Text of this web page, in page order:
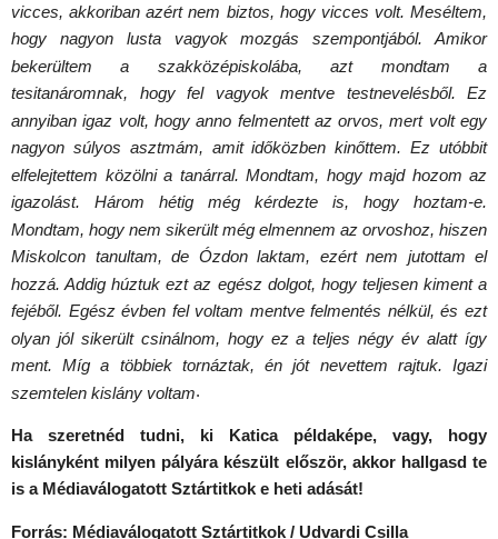
vicces, akkoriban azért nem biztos, hogy vicces volt. Meséltem,
hogy nagyon lusta vagyok mozgás szempontjából. Amikor
bekerültem a szakközépiskolába, azt mondtam a
tesitanáromnak, hogy fel vagyok mentve testnevelésből. Ez
annyiban igaz volt, hogy anno felmentett az orvos, mert volt egy
nagyon súlyos asztmám, amit időközben kinőttem. Ez utóbbit
elfelejtettem közölni a tanárral. Mondtam, hogy majd hozom az
igazolást. Három hétig még kérdezte is, hogy hoztam-e.
Mondtam, hogy nem sikerült még elmennem az orvoshoz, hiszen
Miskolcon tanultam, de Ózdon laktam, ezért nem jutottam el
hozzá. Addig húztuk ezt az egész dolgot, hogy teljesen kiment a
fejéből. Egész évben fel voltam mentve felmentés nélkül, és ezt
olyan jól sikerült csinálnom, hogy ez a teljes négy év alatt így
ment. Míg a többiek tornáztak, én jót nevettem rajtuk. Igazi
szemtelen kislány voltam.
Ha szeretnéd tudni, ki Katica példaképe, vagy, hogy
kislányként milyen pályára készült először, akkor hallgasd te
is a Médiaválogatott Sztártitkok e heti adását!
Forrás: Médiaválogatott Sztártitkok / Udvardi Csilla